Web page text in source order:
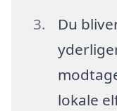
Du
lokale